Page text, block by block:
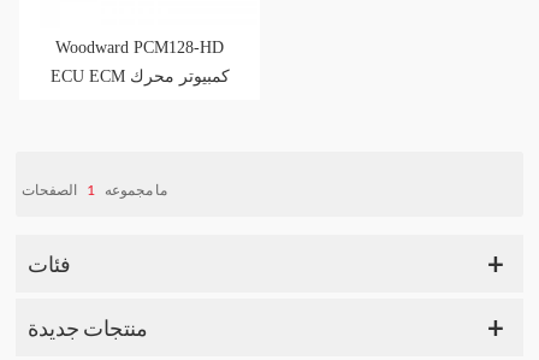
Woodward PCM128-HD
ECU ECM كمبيوتر محرك
ما مجموعه 1 الصفحات
فئات
منتجات جديدة